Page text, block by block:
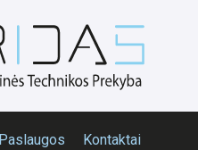
Paslaugos Kontaktai